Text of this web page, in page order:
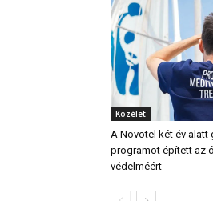
Közélet
A Novotel két év alatt
programot épített az
védelméért